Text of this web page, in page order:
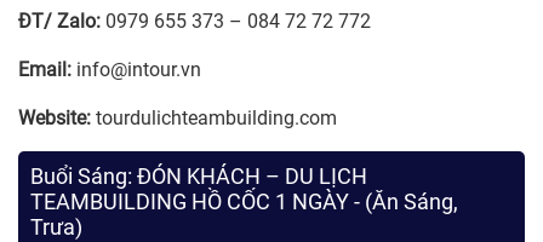
ĐT/ Zalo: 0979 655 373 – 084 72 72 772
Email: info@intour.vn
Website: tourdulichteambuilding.com
Buổi Sáng: ĐÓN KHÁCH – DU LỊCH
TEAMBUILDING HỒ CỐC 1 NGÀY - (Ăn Sáng,
Trưa)